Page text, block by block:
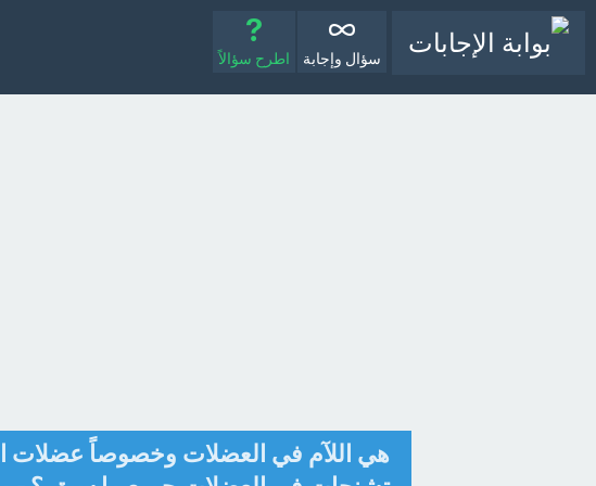
سؤال وإجابة اطرح سؤالاً
هي اللآم في العضلات وخصوصاً